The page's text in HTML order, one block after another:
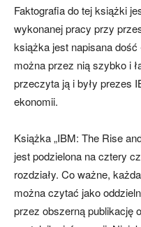
Faktografia do tej książki
wykonanej pracy przy
książka jest napisana
można przez nią szybko i
przeczyta ją i były prezes
ekonomii.
Książka „IBM: The Rise
jest podzielona na cztery
rozdziały. Co ważne,
można czytać jako
przez obszerną publikację